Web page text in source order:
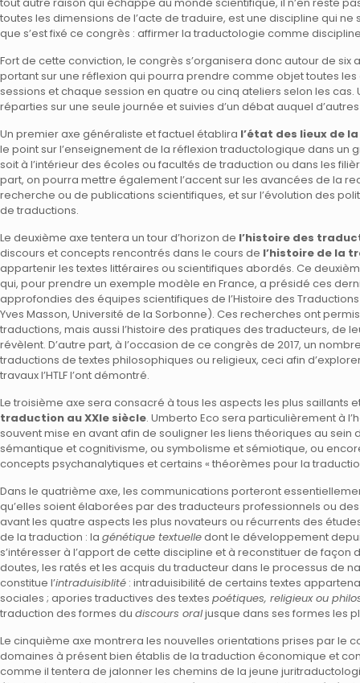
toutes les dimensions de l’acte de traduire, est une discipline qui ne
que s’est fixé ce congrès : affirmer la traductologie comme
Fort de cette conviction, le congrès s’organisera donc autour de
portant sur une réflexion qui pourra prendre comme objet toutes
sessions et chaque session en quatre ou cinq ateliers selon les
réparties sur une seule journée et suivies d’un débat auquel
Un premier axe généraliste et factuel établira l’état des lieux de
le point sur l’enseignement de la réflexion traductologique dans
soit à l’intérieur des écoles ou facultés de traduction ou dans les
part, on pourra mettre également l’accent sur les avancées de la
recherche ou de publications scientifiques, et sur l’évolution des
de traductions.
Le deuxième axe tentera un tour d’horizon de l’histoire des
discours et concepts rencontrés dans le cours de l’histoire de la
appartenir les textes littéraires ou scientifiques abordés. Ce
qui, pour prendre un exemple modèle en France, a présidé ces
approfondies des équipes scientifiques de l’Histoire des
Yves Masson, Université de la Sorbonne). Ces recherches ont
traductions, mais aussi l’histoire des pratiques des traducteurs, de
révèlent. D’autre part, à l’occasion de ce congrès de 2017, un
traductions de textes philosophiques ou religieux, ceci afin
travaux l’HTLF l’ont démontré.
Le troisième axe sera consacré à tous les aspects les plus saillants
traduction au XXIe siècle. Umberto Eco sera particulièrement à
souvent mise en avant afin de souligner les liens théoriques au
sémantique et cognitivisme, ou symbolisme et sémiotique, ou
concepts psychanalytiques et certains « théorèmes pour la
Dans le quatrième axe, les communications porteront
qu’elles soient élaborées par des traducteurs professionnels ou
avant les quatre aspects les plus novateurs ou récurrents des
de la traduction : la génétique textuelledont le développement
s’intéresser à l’apport de cette discipline et à reconstituer de
doutes, les ratés et les acquis du traducteur dans le processus de
constitue l’intraduisiblité : intraduisibilité de certains textes
sociales ; apories traductives des textes poétiques, religieux ou
traduction des formes du discours oraljusque dans ses formes les
Le cinquième axe montrera les nouvelles orientations prises par le
domaines à présent bien établis de la traduction économique et
comme il tentera de jalonner les chemins de la jeune